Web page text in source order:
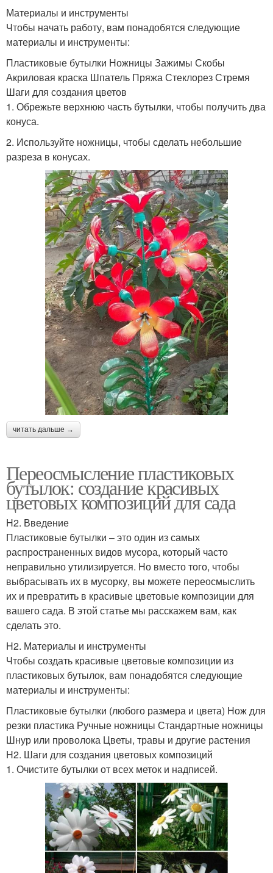
Материалы и инструменты
Чтобы начать работу, вам понадобятся следующие
материалы и инструменты:
Пластиковые бутылки Ножницы Зажимы Скобы
Акриловая краска Шпатель Пряжа Стеклорез Стремя
Шаги для создания цветов
1. Обрежьте верхнюю часть бутылки, чтобы получить два
конуса.
2. Используйте ножницы, чтобы сделать небольшие
разреза в конусах.
читать дальше →
Переосмысление пластиковых
бутылок: создание красивых
цветовых композиций для сада
H2. Введение
Пластиковые бутылки – это один из самых
распространенных видов мусора, который часто
неправильно утилизируется. Но вместо того, чтобы
выбрасывать их в мусорку, вы можете переосмыслить
их и превратить в красивые цветовые композиции для
вашего сада. В этой статье мы расскажем вам, как
сделать это.
H2. Материалы и инструменты
Чтобы создать красивые цветовые композиции из
пластиковых бутылок, вам понадобятся следующие
материалы и инструменты:
Пластиковые бутылки (любого размера и цвета) Нож для
резки пластика Ручные ножницы Стандартные ножницы
Шнур или проволока Цветы, травы и другие растения
H2. Шаги для создания цветовых композиций
1. Очистите бутылки от всех меток и надписей.